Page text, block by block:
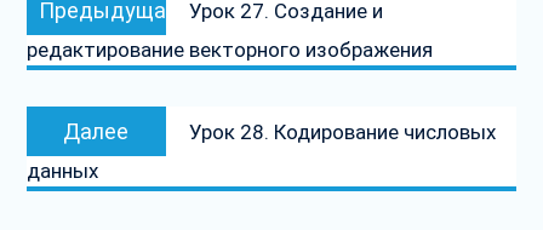
по
записям
Предыдущая
запись:
Урок 27. Создание и
редактирование векторного изображения
Далее
запись:
Урок 28. Кодирование числовых
данных